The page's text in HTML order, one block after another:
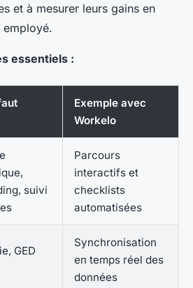
et à mesurer leurs gains en
employé.
essentiels :
Exemple avec
Workelo
suivi
Parcours
interactifs et
checklists
automatisées
GED
Synchronisation
en temps réel des
données